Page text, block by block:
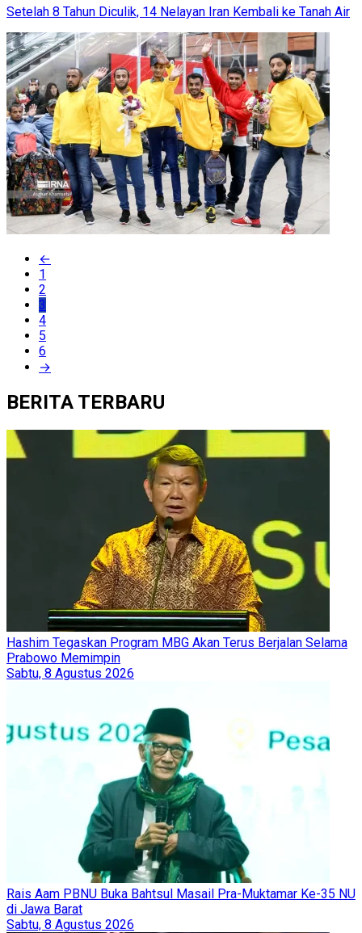
Setelah 8 Tahun Diculik, 14 Nelayan Iran Kembali ke Tanah Air
←
1
2
3
4
5
6
→
BERITA TERBARU
Hashim Tegaskan Program MBG Akan Terus Berjalan Selama
Prabowo Memimpin
Sabtu, 8 Agustus 2026
Rais Aam PBNU Buka Bahtsul Masail Pra-Muktamar Ke-35 NU
di Jawa Barat
Sabtu, 8 Agustus 2026